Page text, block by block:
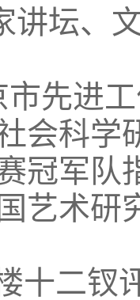
讲坛、
先进工
会科学
冠军队
艺术研
二钗